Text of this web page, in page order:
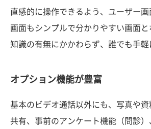
直感的に操作できるよう、ユーザー
画面もシンプルで分かりやすい画面
知識の有無にかかわらず、誰でも手軽
オプション機能が豊富
基本のビデオ通話以外にも、写真や
共有、事前のアンケート機能（問診